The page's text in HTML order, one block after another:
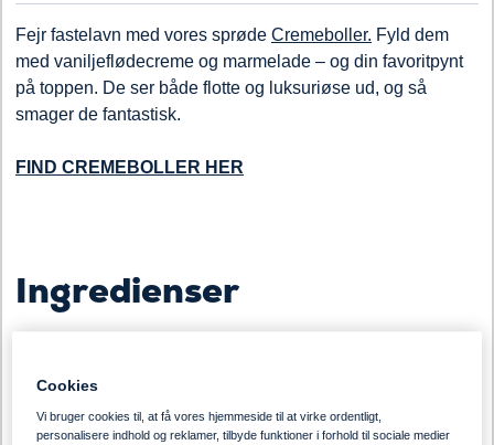
Fejr fastelavn med vores sprøde Cremeboller. Fyl d dem
med vanil jeflødecreme og marmelade – og din favoritpynt
på toppen. De ser både flotte og luksuriøse ud, og så
smager de fantastisk.
FIND CREMEBOLLER HER
Ingredienser
Kold creme, 250 g.
Cookies
Vi bruger cookies til, at få vores hjemmeside til at virke ordentligt,
personalisere indhold og reklamer, tilbyde funktioner i forhold til sociale medier